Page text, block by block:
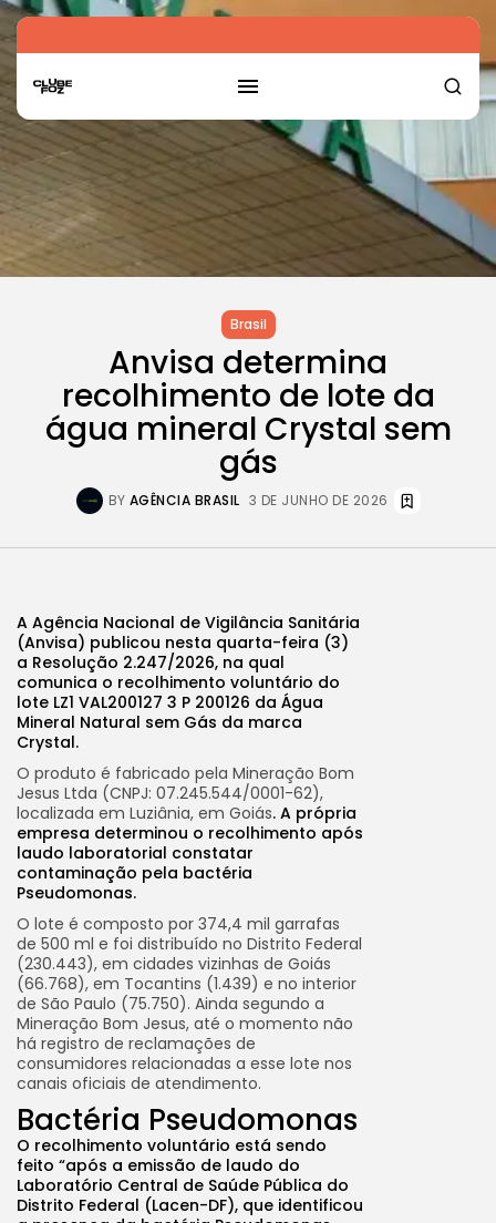
Brasil
Anvisa determina
recolhimento de lote da
água mineral Crystal sem
gás
BY AGÊNCIA BRASIL 3 DE JUNHO DE 2026
A Agência Nacional de Vigilância Sanitária
(Anvisa) publicou nesta quarta-feira (3)
a Resolução 2.247/2026, na qual
comunica o recolhimento voluntário do
lote LZ1 VAL200127 3 P 200126 da Água
Mineral Natural sem Gás da marca
Crystal.
O produto é fabricado pela Mineração Bom
Jesus Ltda (CNPJ: 07.245.544/0001-62),
localizada em Luziânia, em Goiás. A própria
empresa determinou o recolhimento após
laudo laboratorial constatar
contaminação pela bactéria
Pseudomonas.
O lote é composto por 374,4 mil garrafas
de 500 ml e foi distribuído no Distrito Federal
(230.443), em cidades vizinhas de Goiás
(66.768), em Tocantins (1.439) e no interior
de São Paulo (75.750). Ainda segundo a
Mineração Bom Jesus, até o momento não
há registro de reclamações de
consumidores relacionadas a esse lote nos
canais oficiais de atendimento.
Bactéria Pseudomonas
O recolhimento voluntário está sendo
feito “após a emissão de laudo do
Laboratório Central de Saúde Pública do
Distrito Federal (Lacen-DF), que identificou